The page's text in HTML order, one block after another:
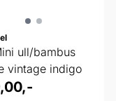
ull/bambus
vintage indigo